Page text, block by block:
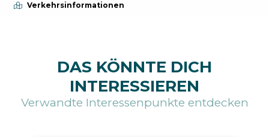
Verkehrsinformationen
DAS KÖNNTE DICH
INTERESSIEREN
Verwandte Interessenpunkte entdecken